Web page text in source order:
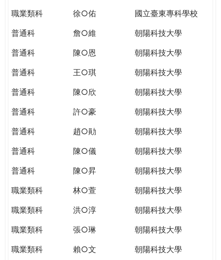
WAGOR
TODAY
THE
WORLD
PUTTING
YOU
THE
GLOBAL
CITIZENSHIP
職業類科
徐○佑
國立臺東專科學校
普通科
詹○維
朝陽科技大學
普通科
陳○恩
朝陽科技大學
普通科
王○琪
朝陽科技大學
普通科
陳○欣
朝陽科技大學
普通科
許○豪
朝陽科技大學
普通科
趙○勛
朝陽科技大學
普通科
陳○儀
朝陽科技大學
普通科
陳○昇
朝陽科技大學
職業類科
林○萱
朝陽科技大學
職業類科
洪○淳
朝陽科技大學
職業類科
張○琳
朝陽科技大學
職業類科
賴○文
朝陽科技大學